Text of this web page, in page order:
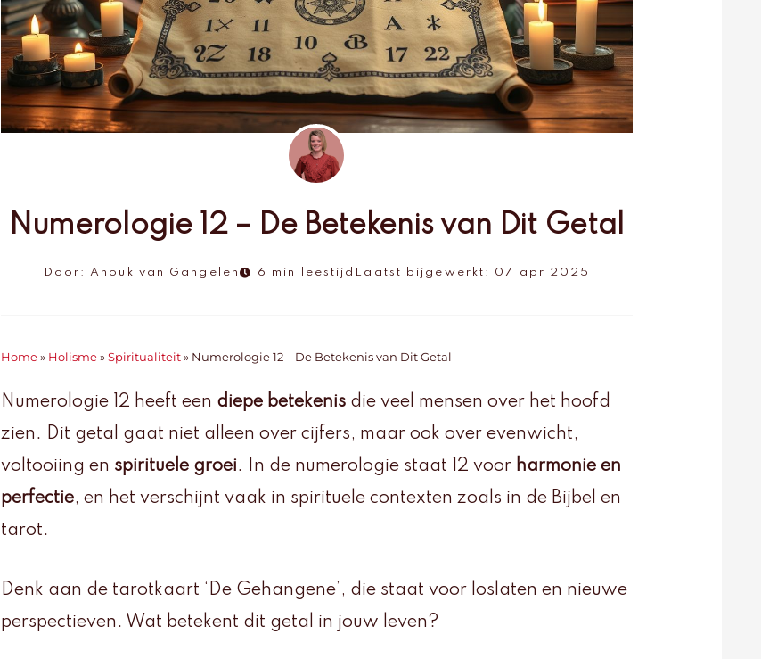
Numerologie 12 – De Betekenis van Dit Getal
Door: Anouk van Gangelen 6 min leestijd Laatst bijgewerkt: 07 apr 2025
Home » Holisme » Spiritualiteit » Numerologie 12 – De Betekenis van Dit Getal
Numerologie 12 heeft een diepe betekenis die veel mensen over het hoofd
zien. Dit getal gaat niet alleen over cijfers, maar ook over evenwicht,
voltooiing en spirituele groei. In de numerologie staat 12 voor harmonie en
perfectie, en het verschijnt vaak in spirituele contexten zoals in de Bijbel en
tarot.
Denk aan de tarotkaart ‘De Gehangene’, die staat voor loslaten en nieuwe
perspectieven. Wat betekent dit getal in jouw leven?